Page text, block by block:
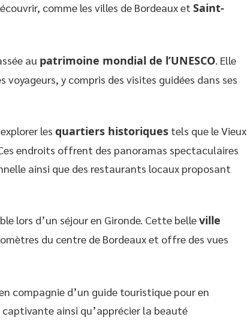
comme les villes de Bordeaux et Saint-
au patrimoine mondial de l’UNESCO. Elle
y compris des visites guidées dans ses
les quartiers historiques tels que le Vieux
endroits offrent des panoramas spectaculaires
ainsi que des restaurants locaux proposant
lors d’un séjour en Gironde. Cette belleville
du centre de Bordeaux et offre des vues
compagnie d’un guide touristique pour en
ainsi qu’apprécier la beauté